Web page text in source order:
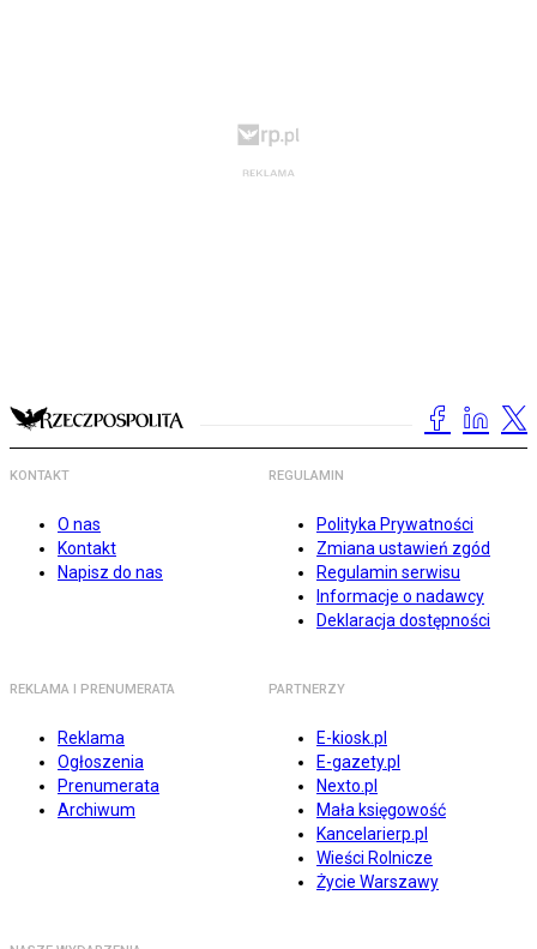
KONTAKT
O nas
Kontakt
Napisz do nas
REGULAMIN
Polityka Prywatności
Zmiana ustawień zgód
Regulamin serwisu
Informacje o nadawcy
Deklaracja dostępności
REKLAMA I PRENUMERATA
Reklama
Ogłoszenia
Prenumerata
Archiwum
PARTNERZY
E-kiosk.pl
E-gazety.pl
Nexto.pl
Mała księgowość
Kancelarierp.pl
Wieści Rolnicze
Życie Warszawy